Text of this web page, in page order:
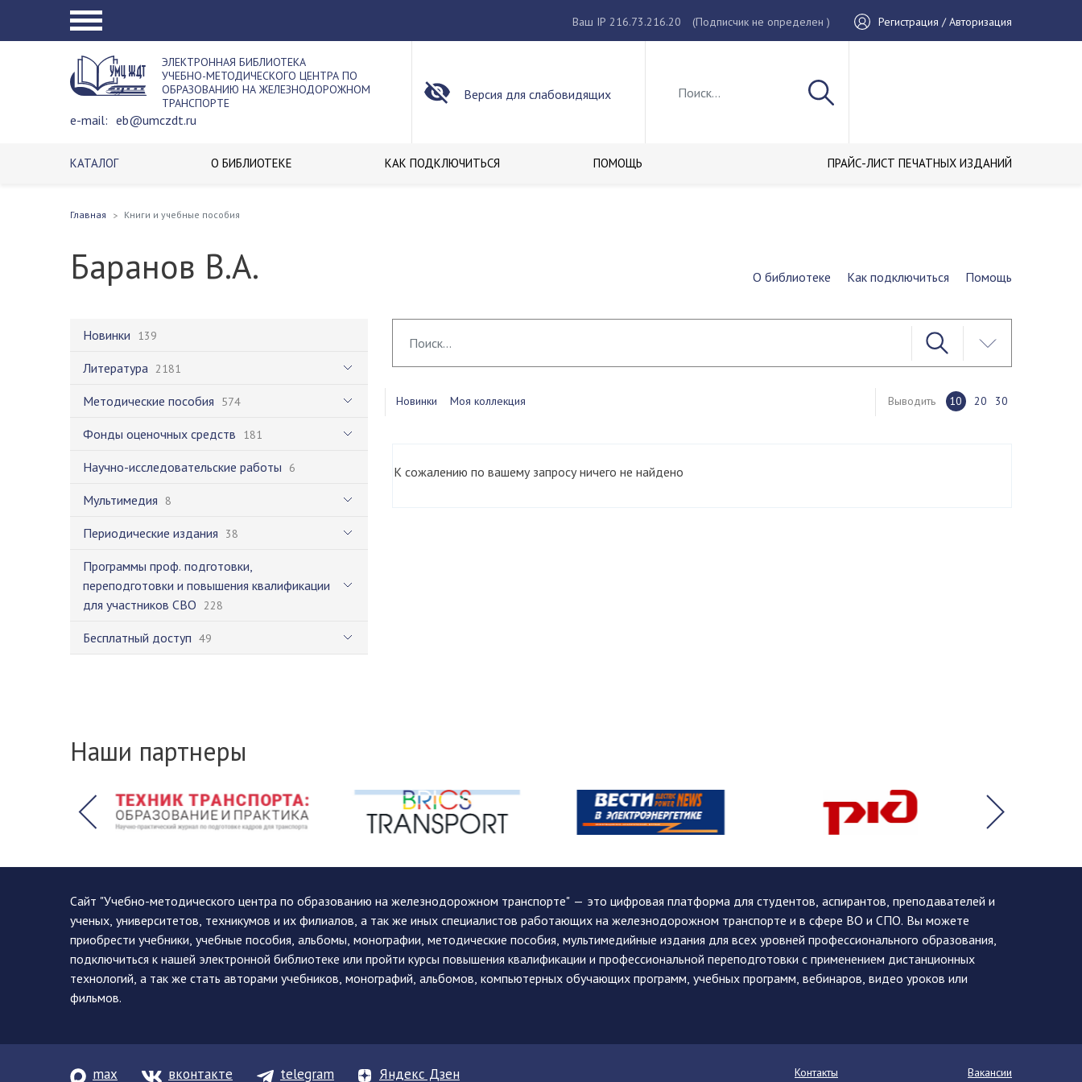
Ваш IP 216.73.216.20 (Подписчик не определен ) Регистрация / Авторизация
ЭЛЕКТРОННАЯ БИБЛИОТЕКА
УЧЕБНО-МЕТОДИЧЕСКОГО ЦЕНТРА ПО
ОБРАЗОВАНИЮ НА ЖЕЛЕЗНОДОРОЖНОМ
ТРАНСПОРТЕ
e-mail: eb@umczdt.ru
Версия для слабовидящих
КАТАЛОГ О БИБЛИОТЕКЕ КАК ПОДКЛЮЧИТЬСЯ ПОМОЩЬ ПРАЙС-ЛИСТ ПЕЧАТНЫХ ИЗДАНИЙ
Главная Книги и учебные пособия
Баранов В.А. О библиотеке Как подключиться Помощь
Новинки 139
Литература 2181
Методические пособия 574
Фонды оценочных средств 181
Научно-исследовательские работы 6
Мультимедия 8
Периодические издания 38
Программы проф. подготовки,
переподготовки и повышения квалификации
для участников СВО 228
Бесплатный доступ 49
Новинки Моя коллекция Выводить 10 20 30
К сожалению по вашему запросу ничего не найдено
Наши партнеры
Сайт "Учебно-методического центра по образованию на железнодорожном транспорте" — это цифровая платформа для студентов, аспирантов, преподавателей и
ученых, университетов, техникумов и их филиалов, а так же иных специалистов работающих на железнодорожном транспорте и в сфере ВО и СПО. Вы можете
приобрести учебники, учебные пособия, альбомы, монографии, методические пособия, мультимедийные издания для всех уровней профессионального образования,
подключиться к нашей электронной библиотеке или пройти курсы повышения квалификации и профессиональной переподготовки с применением дистанционных
технологий, а так же стать авторами учебников, монографий, альбомов, компьютерных обучающих программ, учебных программ, вебинаров, видео уроков или
фильмов.
max вконтакте telegram Яндекс Дзен Контакты Вакансии